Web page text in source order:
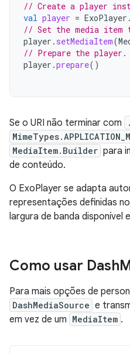
// Create a player
val player = ExoPlayer .
// Set the media item
player . setMediaItem(
// Prepare the player.
player .prepare()
Se o URI não terminar com
MediaItem.Builder para
de conteúdo.
O ExoPlayer se adapta
representações definidas
largura de banda disponível
Como usar Dash
Para mais opções de
DashMediaSource e
em vez de um MediaItem .